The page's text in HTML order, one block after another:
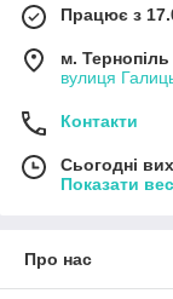
Працює з
м. Тернопіль
вулиця
Контакти
Сьогодні
Показати
Про нас